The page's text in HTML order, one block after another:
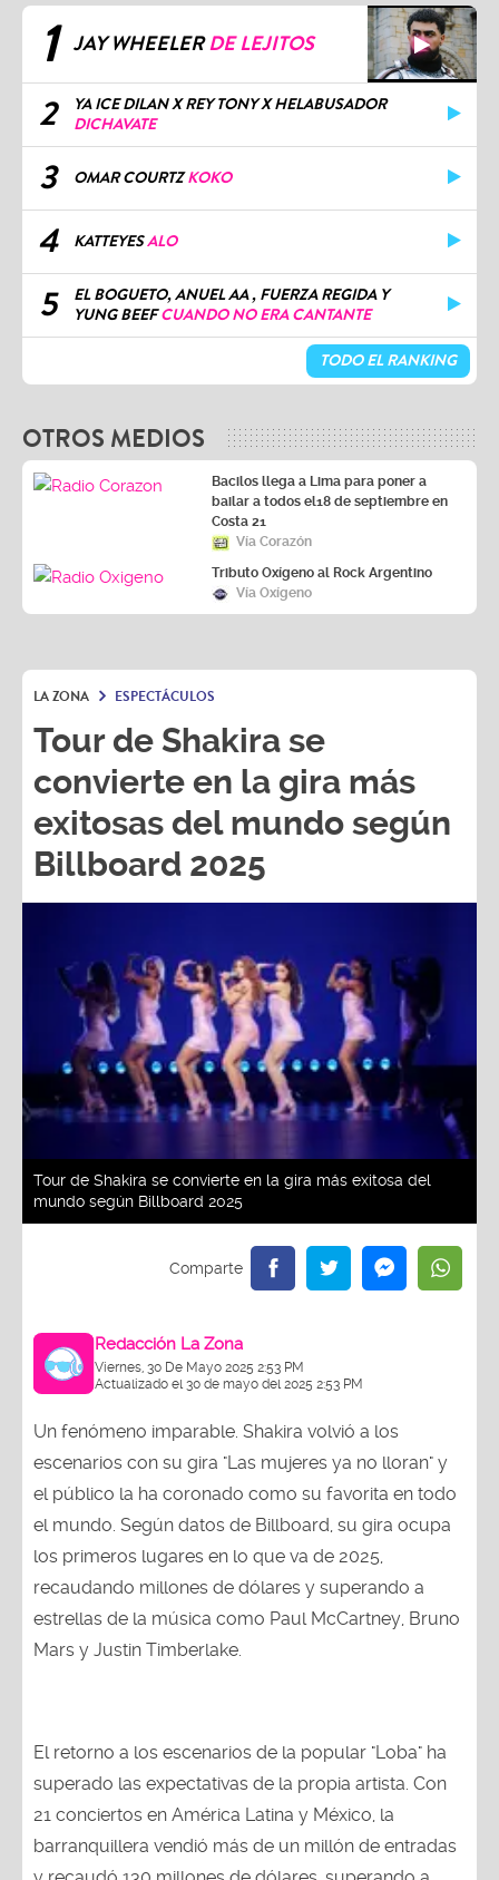
1 JAY WHEELERDE LEJITOS
2
YA ICE DILAN X REY TONY X HELABUSADOR
DICHAVATE
3 OMAR COURTZKOKO
4 KATTEYESALO
5
EL BOGUETO, ANUEL AA , FUERZA REGIDA Y
YUNG BEEFCUANDO NO ERA CANTANTE
TODO EL RANKING
OTROS MEDIOS
Bacilos llega a Lima para poner a
bailar a todos el18 de septiembre en
Costa 21
Vía Corazón
Tributo Oxígeno al Rock Argentino
Vía Oxígeno
LA ZONA ESPECTÁCULOS
Tour de Shakira se
convierte en la gira más
exitosas del mundo según
Billboard 2025
Tour de Shakira se convierte en la gira más exitosa del
mundo según Billboard 2025
Redacción La Zona
Viernes, 30 De Mayo 2025 2:53 PM
Actualizado el 30 de mayo del 2025 2:53 PM
Un fenómeno imparable. Shakira volvió a los
escenarios con su gira "Las mujeres ya no lloran" y
el público la ha coronado como su favorita en todo
el mundo. Según datos de Billboard, su gira ocupa
los primeros lugares en lo que va de 2025,
recaudando millones de dólares y superando a
estrellas de la música como Paul McCartney, Bruno
Mars y Justin Timberlake.
El retorno a los escenarios de la popular "Loba" ha
superado las expectativas de la propia artista. Con
21 conciertos en América Latina y México, la
barranquillera vendió más de un millón de entradas